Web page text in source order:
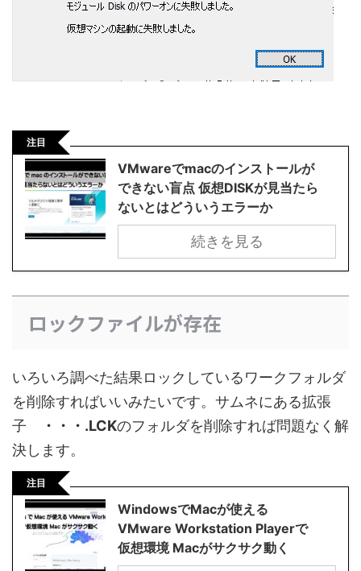
注目
VMwareでmacのインストールが
できない盲点 仮想DISKが見当たら
ないとはどういうエラーか
続きを見る
ロックファイルが存在
いろいろ調べた結果ロックしているワークフォルダ
を削除すればいいみたいです。サムネにある拡張
子
・・・.LCKのフォルダを削除すれば問題なく解
決します。
注目
WindowsでMacが使える
VMware Workstation Playerで
仮想環境 Macがサクサク動く